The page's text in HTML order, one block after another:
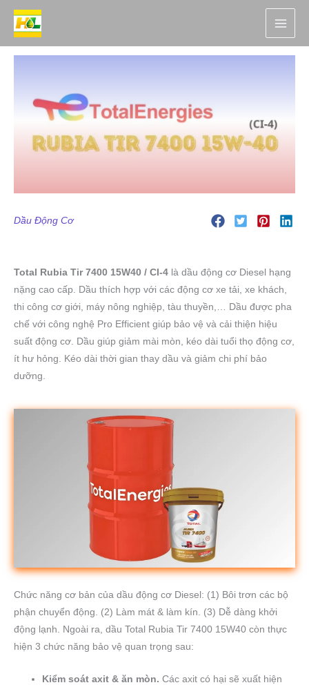
Nhảy
Dầu Động Cơ
Total Rubia Tir 7400 15W40 / CI-4 là dầu động cơ Diesel hạng
nặng cao cấp. Dầu thích hợp với các động cơ xe tải, xe khách,
thi công cơ giới, máy nông nghiệp, tàu thuyền,… Dầu được pha
chế với công nghệ Pro Efficient giúp bảo vệ và cải thiện hiệu
suất động cơ. Dầu giúp giảm mài mòn, kéo dài tuổi thọ động cơ,
ít hư hỏng. Kéo dài thời gian thay dầu và giảm chi phí bảo
dưỡng.
Chức năng cơ bản của dầu động cơ Diesel: (1) Bôi trơn các bộ
phận chuyển động. (2) Làm mát & làm kín. (3) Dễ dàng khởi
động lạnh. Ngoài ra, dầu Total Rubia Tir 7400 15W40 còn thực
hiện 3 chức năng bảo vệ quan trọng sau:
Kiểm soát axit & ăn mòn. Các axit có hại sẽ xuất hiện